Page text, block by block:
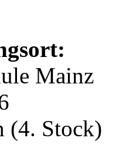
Mainz
(4. Stock)